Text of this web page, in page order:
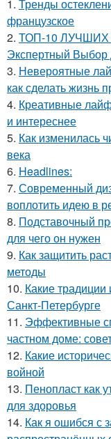
1. Тренды
французское
2. ТОП-10
Экспертный Выбор
3. Невероятные
как сделать жизнь
4. Креативные
и интереснее
5. Как изменилась
века
6. Headlines:
7. Современный
воплотить идею в
8. Подставочный
для чего он нужен
9. Как защитить
методы
10. Какие
Санкт-Петербурге
11. Эффективные
частном доме:
12. Какие
войной
13. Пенопласт как
для здоровья
14. Как я ошибся с